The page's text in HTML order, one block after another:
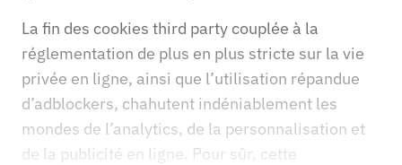
La fin des cookies third party couplée à la
réglementation de plus en plus stricte sur la vie
privée en ligne, ainsi que l’utilisation répandue
d’adblockers, chahutent indéniablement les
mondes de l’analytics, de la personnalisation et
de la publicité en ligne. Pour sûr, cette